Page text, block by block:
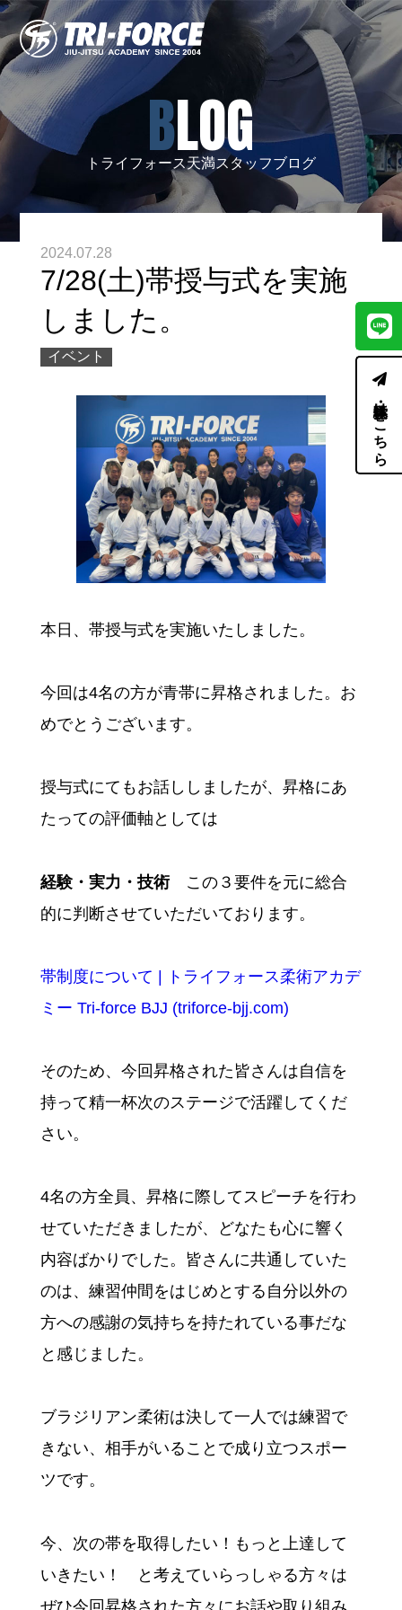
BLOG
トライフォース天満スタッフブログ
2024.07.28
7/28(土)帯授与式を実施
しました。
イベント
本日、帯授与式を実施いたしました。
今回は4名の方が青帯に昇格されました。お
めでとうございます。
授与式にてもお話ししましたが、昇格にあ
たっての評価軸としては
経験・実力・技術この３要件を元に総合
的に判断させていただいております。
帯制度について | トライフォース柔術アカデ
ミー Tri-force BJJ (triforce-bjj.com)
そのため、今回昇格された皆さんは自信を
持って精一杯次のステージで活躍してくだ
さい。
4名の方全員、昇格に際してスピーチを行わ
せていただきましたが、どなたも心に響く
内容ばかりでした。皆さんに共通していた
のは、練習仲間をはじめとする自分以外の
方への感謝の気持ちを持たれている事だな
と感じました。
ブラジリアン柔術は決して一人では練習で
きない、相手がいることで成り立つスポー
ツです。
今、次の帯を取得したい！もっと上達して
いきたい！ と考えていらっしゃる方々は
ぜひ今回昇格された方々にお話や取り組み
体験・見学はこちら